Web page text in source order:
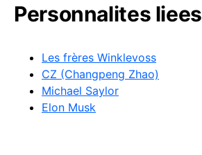
Personnalites liees
Les frères Winklevoss
CZ (Changpeng Zhao)
Michael Saylor
Elon Musk